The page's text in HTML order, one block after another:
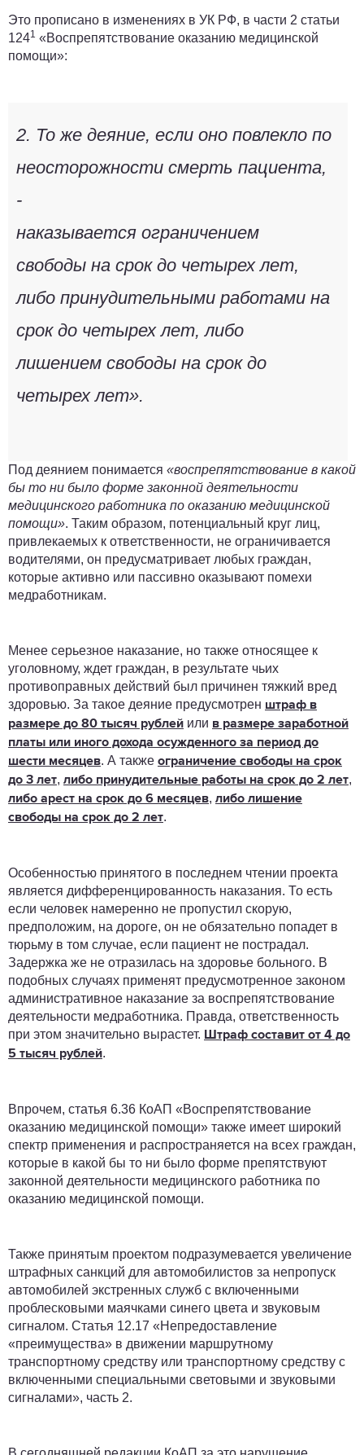
Это прописано в изменениях в УК РФ, в части 2 статьи
1241 «Воспрепятствование оказанию медицинской
помощи»:
2. То же деяние, если оно повлекло по
неосторожности смерть пациента,
-
наказывается ограничением
свободы на срок до четырех лет,
либо принудительными работами на
срок до четырех лет, либо
лишением свободы на срок до
четырех лет».
Под деянием понимается «воспрепятствование в какой
бы то ни было форме законной деятельности
медицинского работника по оказанию медицинской
помощи». Таким образом, потенциальный круг лиц,
привлекаемых к ответственности, не ограничивается
водителями, он предусматривает любых граждан,
которые активно или пассивно оказывают помехи
медработникам.
Менее серьезное наказание, но также относящее к
уголовному, ждет граждан, в результате чьих
противоправных действий был причинен тяжкий вред
здоровью. За такое деяние предусмотрен штраф в
размере до 80 тысяч рублей или в размере заработной
платы или иного дохода осужденного за период до
шести месяцев. А также ограничение свободы на срок
до 3 лет, либо принудительные работы на срок до 2 лет,
либо арест на срок до 6 месяцев, либо лишение
свободы на срок до 2 лет.
Особенностью принятого в последнем чтении проекта
является дифференцированность наказания. То есть
если человек намеренно не пропустил скорую,
предположим, на дороге, он не обязательно попадет в
тюрьму в том случае, если пациент не пострадал.
Задержка же не отразилась на здоровье больного. В
подобных случаях применят предусмотренное законом
административное наказание за воспрепятствование
деятельности медработника. Правда, ответственность
при этом значительно вырастет. Штраф составит от 4 до
5 тысяч рублей.
Впрочем, статья 6.36 КоАП «Воспрепятствование
оказанию медицинской помощи» также имеет широкий
спектр применения и распространяется на всех граждан,
которые в какой бы то ни было форме препятствуют
законной деятельности медицинского работника по
оказанию медицинской помощи.
Также принятым проектом подразумевается увеличение
штрафных санкций для автомобилистов за непропуск
автомобилей экстренных служб с включенными
проблесковыми маячками синего цвета и звуковым
сигналом. Статья 12.17 «Непредоставление
«преимущества» в движении маршрутному
транспортному средству или транспортному средству с
включенными специальными световыми и звуковыми
сигналами», часть 2.